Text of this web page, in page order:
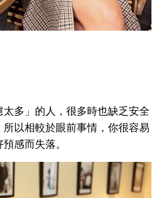
多」的人，很多時也缺乏安全
以相較於眼前事情，你很容易
感而失落。